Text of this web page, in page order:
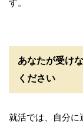
す。
あなたが受け
ください
就活では、自分に